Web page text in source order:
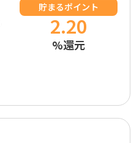
貯まるポイント
2.20
%還元